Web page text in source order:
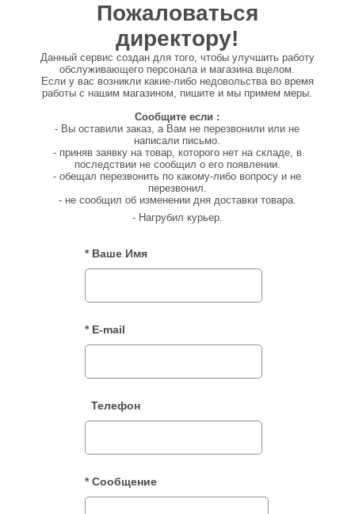
Пожаловаться
директору!
Данный сервис создан для того, чтобы улучшить работу
обслуживающего персонала и магазина вцелом.
Если у вас возникли какие-либо недовольства во время
работы с нашим магазином, пишите и мы примем меры.
Сообщите если :
- Вы оставили заказ, а Вам не перезвонили или не
написали письмо.
- приняв заявку на товар, которого нет на складе, в
последствии не сообщил о его появлении.
- обещал перезвонить по какому-либо вопросу и не
перезвонил.
- не сообщил об изменении дня доставки товара.
- Нагрубил курьер.
* Ваше Имя
* E-mail
Телефон
* Сообщение